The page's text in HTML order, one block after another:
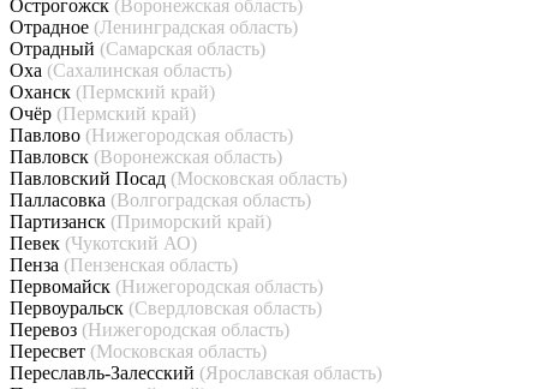
Острогожск (Воронежская область)
Отрадное (Ленинградская область)
Отрадный (Самарская область)
Оха (Сахалинская область)
Оханск (Пермский край)
Очёр (Пермский край)
Павлово (Нижегородская область)
Павловск (Воронежская область)
Павловский Посад (Московская область)
Палласовка (Волгоградская область)
Партизанск (Приморский край)
Певек (Чукотский АО)
Пенза (Пензенская область)
Первомайск (Нижегородская область)
Первоуральск (Свердловская область)
Перевоз (Нижегородская область)
Пересвет (Московская область)
Переславль-Залесский (Ярославская область)